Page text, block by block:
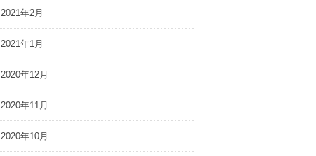
2021年2月
2021年1月
2020年12月
2020年11月
2020年10月